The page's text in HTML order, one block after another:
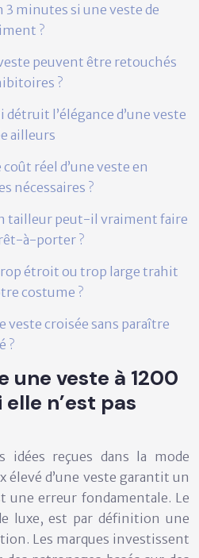
minutes si une veste de
?
peuvent être retouchés
?
détruit l’élégance d’une veste
ailleurs
réel d’une veste en
nécessaires ?
tailleur peut-il vraiment faire
à-porter ?
étroit ou trop large trahit
costume ?
croisée sans paraître
?
une veste à 1200
n’est pas
idées reçues dans la mode
élevé d’une veste garantit un
une erreur fondamentale. Le
luxe, est par définition une
Les marques investissent